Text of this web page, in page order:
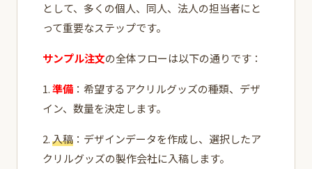
として、多くの個人、同人、法人の担当者にと
って重要なステップです。
サンプル注文の全体フローは以下の通りです：
1.準備 ：希望するアクリルグッズの種類、デザ
イン、数量を決定します。
2.入稿 ：デザインデータを作成し、選択したア
クリルグッズの製作会社に入稿します。